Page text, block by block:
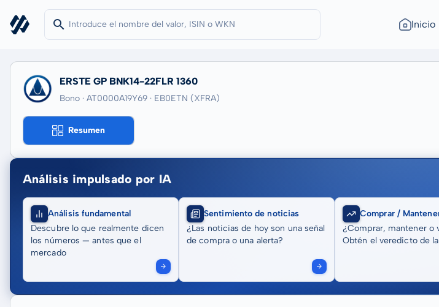
Inicio
ERSTE GP BNK14-22FLR 1360
Bono · AT0000A19Y69 · EB0ETN (XFRA)
Resumen
Análisis impulsado por IA
Análisis fundamental
Descubre lo que realmente dicen
los números — antes que el
mercado
Sentimiento de noticias
¿Las noticias de hoy son una señal
de compra o una alerta?
Comprar /
¿Comprar, mantener o
Obtén el veredicto de